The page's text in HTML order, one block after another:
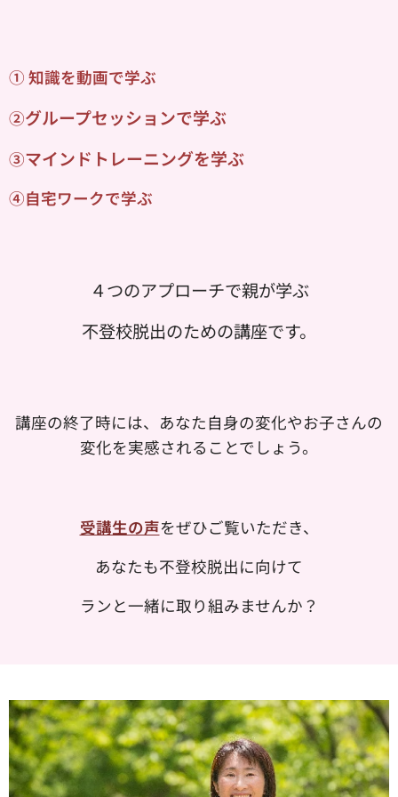
① 知識を動画で学ぶ
②グループセッションで学ぶ
③マインドトレーニングを学ぶ
④自宅ワークで学ぶ
４つのアプローチで親が学ぶ
不登校脱出のための講座です。
講座の終了時には、あなた自身の変化やお子さんの
変化を実感されることでしょう。
受講生の声をぜひご覧いただき、
あなたも不登校脱出に向けて
ランと一緒に取り組みませんか？